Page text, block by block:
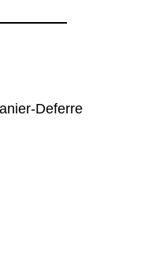
Deferre